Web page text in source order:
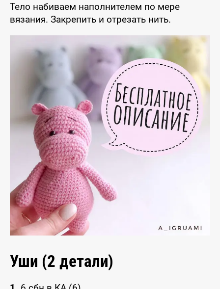
Тело набиваем наполнителем по мере
вязания. Закрепить и отрезать нить.
Уши (2 детали)